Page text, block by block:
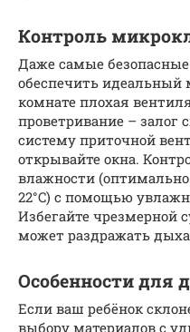
Контроль
Даже самые
обеспечить идеальный
комнате плохая
проветривание – залог
систему приточной
открывайте окна.
влажности (оптимально
22°C) с помощью
Избегайте чрезмерной
может раздражать
Особенности для
Если ваш ребёнок
выбору материалов с